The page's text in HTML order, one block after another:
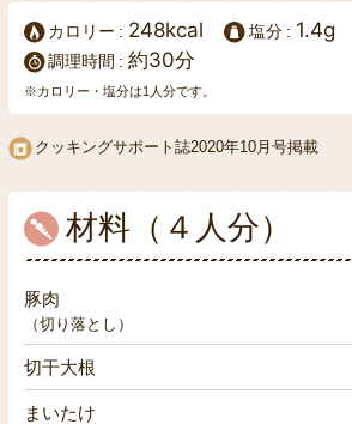
カロリー 248kcal 塩分 1.4g
調理時間 約30分
※カロリー・塩分は1人分です。
クッキングサポート誌2020年10月号掲載
材料（４人分）
豚肉
（切り落とし）
切干大根
まいたけ